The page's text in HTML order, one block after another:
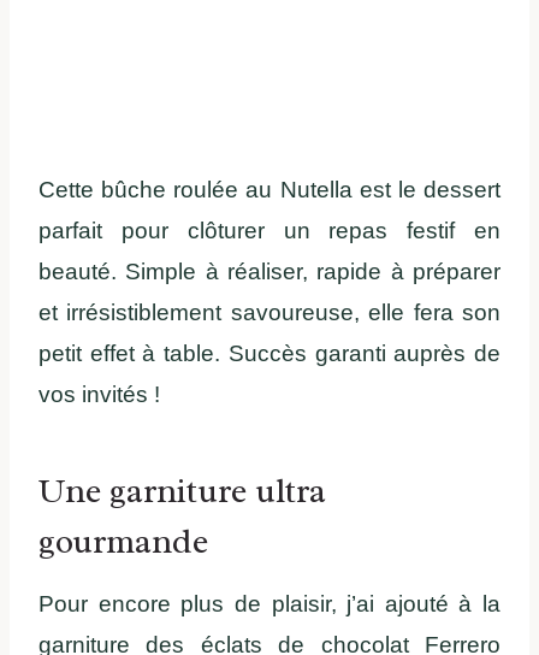
Cette bûche roulée au Nutella est le dessert
parfait pour clôturer un repas festif en
beauté. Simple à réaliser, rapide à préparer
et irrésistiblement savoureuse, elle fera son
petit effet à table. Succès garanti auprès de
vos invités !
Une garniture ultra
gourmande
Pour encore plus de plaisir, j’ai ajouté à la
garniture des éclats de chocolat Ferrero